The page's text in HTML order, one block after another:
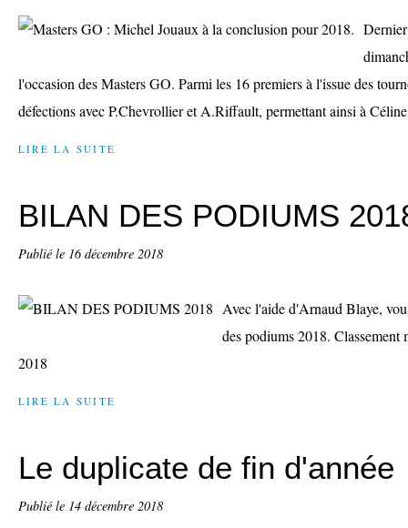
l'occasion des Masters GO. Parmi les 16 premiers à l'issue des
défections avec P.Chevrollier et A.Riffault, permettant ainsi à
LIRE LA SUITE
BILAN DES PODIUMS
Publié le 16 décembre 2018
Avec l'aide d'Arnaud Blaye,
des podiums 2018. Classement
2018
LIRE LA SUITE
Le duplicate de fin d'année
Publié le 14 décembre 2018